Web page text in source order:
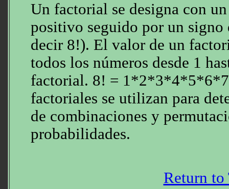
Un factorial se designa con
positivo seguido por un signo
decir 8!). El valor de un
todos los números desde 1
factorial. 8! =
factoriales se utilizan para
de combinaciones y
probabilidades.
Return to